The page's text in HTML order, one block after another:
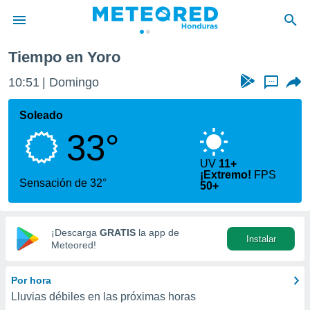
de
ha sido
calidad.
a este
las
y
basada
Tiempo en Yoro
10:51 Domingo ...
Soleado
33°
Sensación de 32°
UV 11+
¡Extremo! FPS
50+
¡Descarga GRATIS la app de
Meteored!
Instalar
Por hora
Lluvias débiles en las próximas horas